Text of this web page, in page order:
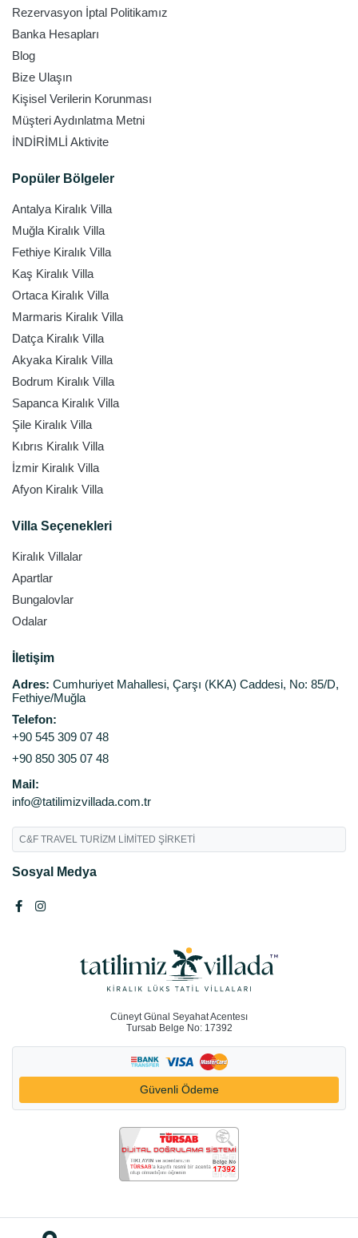
Rezervasyon İptal Politikamız
Banka Hesapları
Blog
Bize Ulaşın
Kişisel Verilerin Korunması
Müşteri Aydınlatma Metni
İNDİRİMLİ Aktivite
Popüler Bölgeler
Antalya Kiralık Villa
Muğla Kiralık Villa
Fethiye Kiralık Villa
Kaş Kiralık Villa
Ortaca Kiralık Villa
Marmaris Kiralık Villa
Datça Kiralık Villa
Akyaka Kiralık Villa
Bodrum Kiralık Villa
Sapanca Kiralık Villa
Şile Kiralık Villa
Kıbrıs Kiralık Villa
İzmir Kiralık Villa
Afyon Kiralık Villa
Villa Seçenekleri
Kiralık Villalar
Apartlar
Bungalovlar
Odalar
İletişim
Adres: Cumhuriyet Mahallesi, Çarşı (KKA) Caddesi, No: 85/D,
Fethiye/Muğla
Telefon:
+90 545 309 07 48
+90 850 305 07 48
Mail:
info@tatilimizvillada.com.tr
C&F TRAVEL TURİZM LİMİTED ŞİRKETİ
Sosyal Medya
Cüneyt Günal Seyahat Acentesı
Tursab Belge No: 17392
Güvenli Ödeme